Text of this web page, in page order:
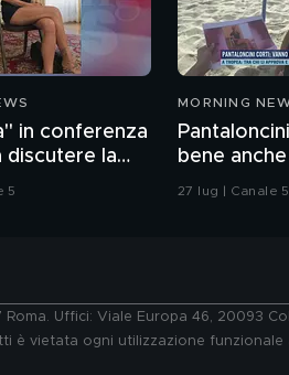
in conferenza
discutere la
di Livorno
5
MORNING
bene
in spiaggia?
27 lug | Canale 5
Uffici: Viale Europa 46, 20093
è vietata ogni utilizzazione